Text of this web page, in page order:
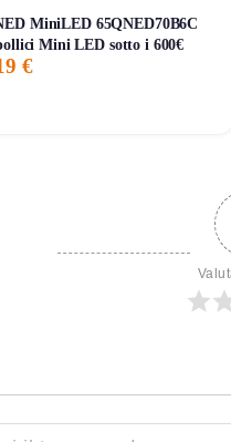
MiniLED 65QNED70B6C
Mini LED sotto i 600€
€